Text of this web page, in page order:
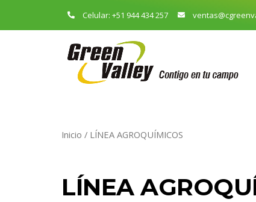
Celular: +51 944 434 257
Inicio / LÍNEA AGROQUÍMICOS
LÍNEA